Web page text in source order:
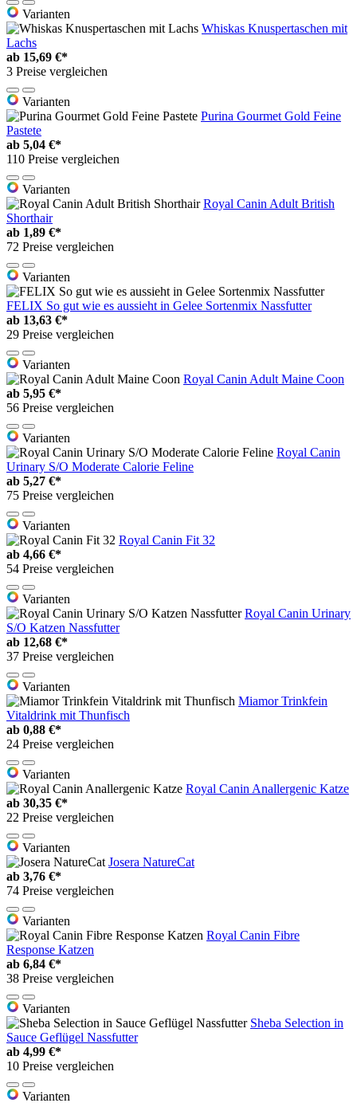
Varianten
Whiskas Knuspertaschen mit
Lachs
ab 15,69 €*
3 Preise vergleichen
Varianten
Purina Gourmet Gold Feine
Pastete
ab 5,04 €*
110 Preise vergleichen
Varianten
Royal Canin Adult British
Shorthair
ab 1,89 €*
72 Preise vergleichen
Varianten
FELIX So gut wie es aussieht in Gelee Sortenmix Nassfutter
ab 13,63 €*
29 Preise vergleichen
Varianten
Royal Canin Adult Maine Coon
ab 5,95 €*
56 Preise vergleichen
Varianten
Royal Canin
Urinary S/O Moderate Calorie Feline
ab 5,27 €*
75 Preise vergleichen
Varianten
Royal Canin Fit 32
ab 4,66 €*
54 Preise vergleichen
Varianten
Royal Canin Urinary
S/O Katzen Nassfutter
ab 12,68 €*
37 Preise vergleichen
Varianten
Miamor Trinkfein
Vitaldrink mit Thunfisch
ab 0,88 €*
24 Preise vergleichen
Varianten
Royal Canin Anallergenic Katze
ab 30,35 €*
22 Preise vergleichen
Varianten
Josera NatureCat
ab 3,76 €*
74 Preise vergleichen
Varianten
Royal Canin Fibre
Response Katzen
ab 6,84 €*
38 Preise vergleichen
Varianten
Sheba Selection in
Sauce Geflügel Nassfutter
ab 4,99 €*
10 Preise vergleichen
Varianten